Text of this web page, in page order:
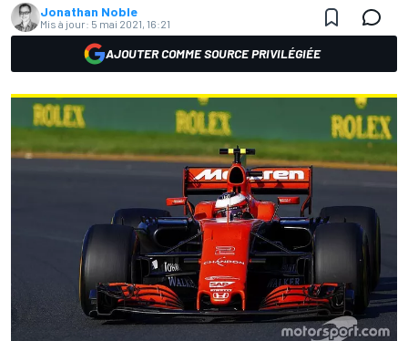
Jonathan Noble
Mis à jour: 5 mai 2021, 16:21
AJOUTER COMME SOURCE PRIVILÉGIÉE